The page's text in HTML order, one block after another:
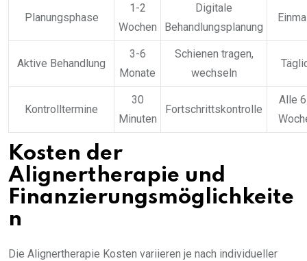
Planungsphase
1-2
Wochen
Digitale
Behandlungsplanung
Aktive Behandlung
3-6
Monate
Schienen tragen,
wechseln
Kontrolltermine
30
Minuten
Fortschrittskontrolle
Alle
Kosten der
Alignertherapie und
Finanzierungsmöglichkeite
n
Die Alignertherapie Kosten variieren je nach individueller